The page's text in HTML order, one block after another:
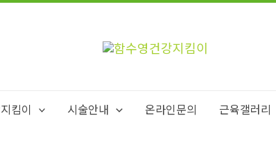
킴이 시술안내 온라인문의 근육갤러리